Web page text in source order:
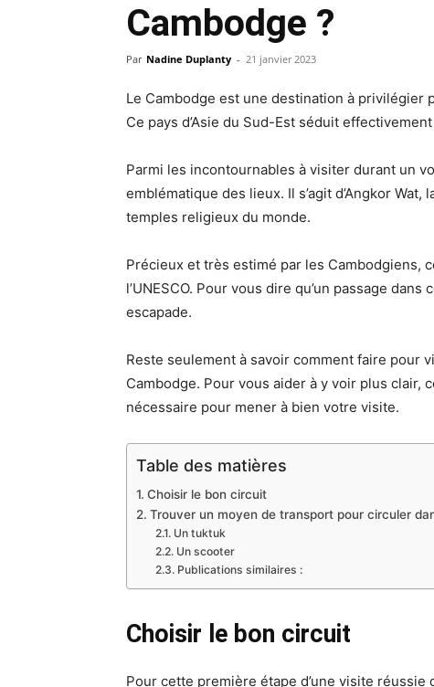
Cambodge ?
Par Nadine Duplanty - 21 janvier 2023
Le Cambodge est une destination à
Ce pays d’Asie du Sud-Est séduit
Parmi les incontournables à visiter durant un
emblématique des lieux. Il s’agit d’Angkor
temples religieux du monde.
Précieux et très estimé par les Cambodgiens,
l’UNESCO. Pour vous dire qu’un passage
escapade.
Reste seulement à savoir comment faire pour
Cambodge. Pour vous aider à y voir plus clair,
nécessaire pour mener à bien votre visite.
Table des matières
Choisir le bon circuit
Trouver un moyen de transport pour circuler
Un tuktuk
Un scooter
Publications similaires :
Choisir le bon circuit
Pour cette première étape d’une visite réussie